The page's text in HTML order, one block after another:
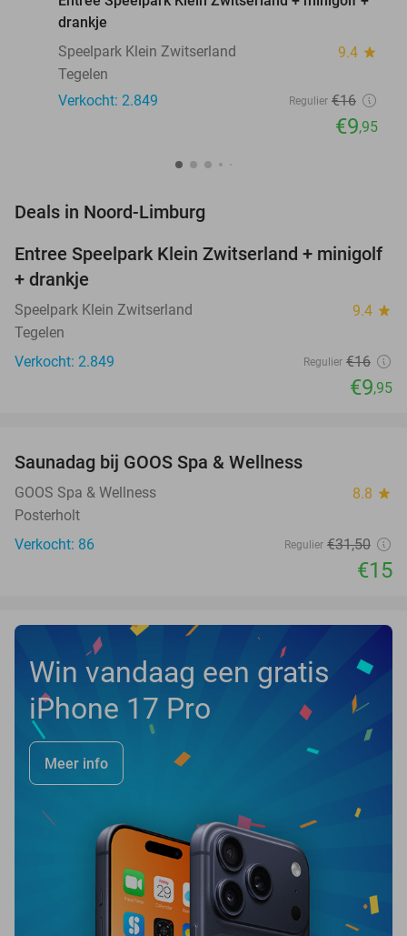
drankje
Speelpark Klein Zwitserland
9.4 star
Tegelen
Verkocht: 2.849
Regulier €16
€9,95
Deals in Noord-Limburg
38%
Entree Speelpark Klein Zwitserland + minigolf
+ drankje
Speelpark Klein Zwitserland 9.4 star
Tegelen
Verkocht: 2.849
Regulier €16
€9,95
TODAY
Saunadag bij GOOS Spa & Wellness
GOOS Spa & Wellness 8.8 star
Posterholt
Verkocht: 86
Regulier €31,50
€15
Win vandaag een gratis
iPhone 17 Pro
Meer info